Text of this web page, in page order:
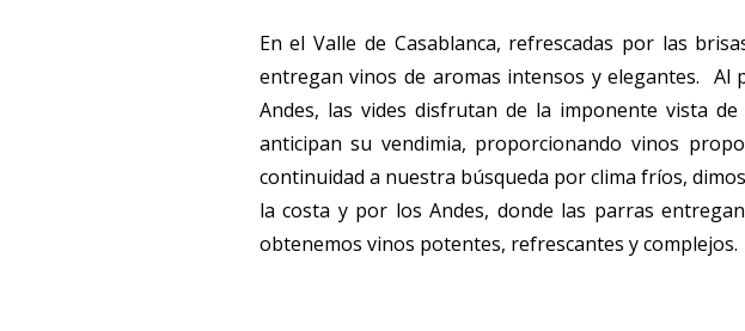
En el Valle de Casablanca, refrescadas por las
entregan vinos de aromas intensos y elegantes. Al
Andes, las vides disfrutan de la imponente vista
anticipan su vendimia, proporcionando vinos
continuidad a nuestra búsqueda por clima fríos,
la costa y por los Andes, donde las parras
obtenemos vinos potentes, refrescantes y complejos.